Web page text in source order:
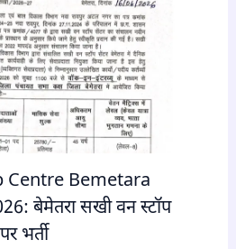
Centre Bemetara
बेमेतरा सखी वन स्टॉप
भर्ती